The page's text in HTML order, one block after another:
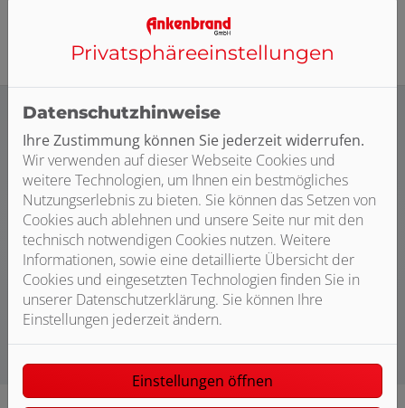
Sanitärräume für Flughäfen und Messegelände
Sanitärräume für Sportstätten und Schulenbedürfen
der Möglichkeit zur gleichzeitigen Nutzung durch viele
Personen.
Insbesondere der Schutz vor Vandalismus wird durch
moderne Installationslösungen und robuste Produkte
gewährleistet.
Privatsphäre­einstellungen
Datenschutzhinweise
Ihre Zustimmung können Sie jederzeit widerrufen.
Wir verwenden auf dieser Webseite Cookies und
weitere Technologien, um Ihnen ein bestmögliches
Nutzungserlebnis zu bieten. Sie können das Setzen von
Cookies auch ablehnen und unsere Seite nur mit den
technisch notwendigen Cookies nutzen. Weitere
Informationen, sowie eine detaillierte Übersicht der
Cookies und eingesetzten Technologien finden Sie in
unserer Datenschutzerklärung. Sie können Ihre
Einstellungen jederzeit ändern.
Einstellungen öffnen